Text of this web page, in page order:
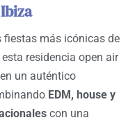
fiestas más icónicas de
residencia open air
un auténtico
EDM, house y
con una